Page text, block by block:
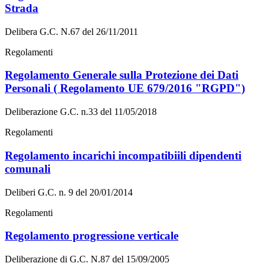
Strada
Delibera G.C. N.67 del 26/11/2011
Regolamenti
Regolamento Generale sulla Protezione dei Dati
Personali ( Regolamento UE 679/2016 "RGPD")
Deliberazione G.C. n.33 del 11/05/2018
Regolamenti
Regolamento incarichi incompatibiili dipendenti
comunali
Deliberi G.C. n. 9 del 20/01/2014
Regolamenti
Regolamento progressione verticale
Deliberazione di G.C. N.87 del 15/09/2005